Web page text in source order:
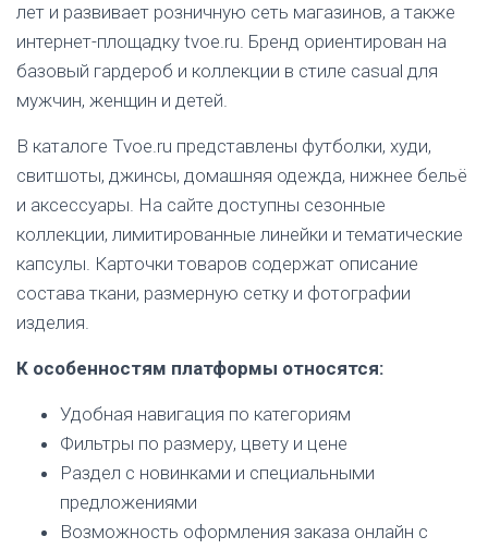
лет и развивает розничную сеть магазинов, а также
интернет-площадку tvoe.ru. Бренд ориентирован на
базовый гардероб и коллекции в стиле casual для
мужчин, женщин и детей.
В каталоге Tvoe.ru представлены футболки, худи,
свитшоты, джинсы, домашняя одежда, нижнее бельё
и аксессуары. На сайте доступны сезонные
коллекции, лимитированные линейки и тематические
капсулы. Карточки товаров содержат описание
состава ткани, размерную сетку и фотографии
изделия.
К особенностям платформы относятся:
Удобная навигация по категориям
Фильтры по размеру, цвету и цене
Раздел с новинками и специальными
предложениями
Возможность оформления заказа онлайн с